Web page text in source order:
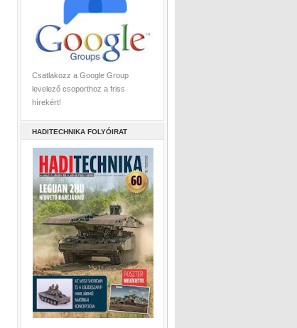
Csatlakozz a Google Group
levelező csoporthoz a friss
hírekért!
HADITECHNIKA FOLYÓIRAT